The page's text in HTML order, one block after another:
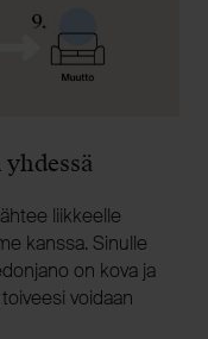
liikkeelle
kanssa. Sinulle
on kova ja
voidaan